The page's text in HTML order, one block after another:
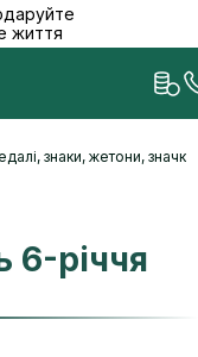
життя
знаки, жетони,
6-річчя